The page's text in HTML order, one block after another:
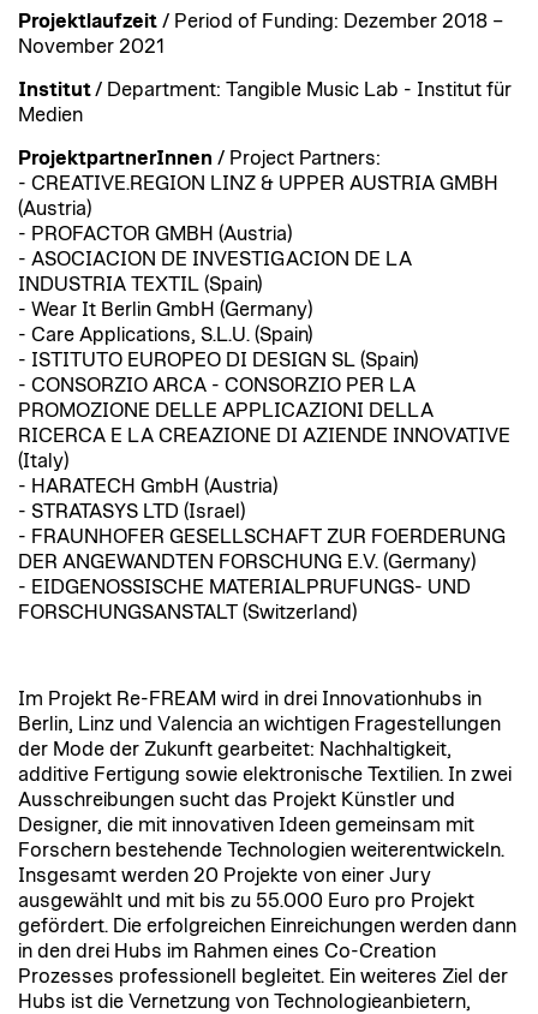
Projektlaufzeit / Period of Funding: Dezember 2018 –
November 2021
Institut/ Department: Tangible Music Lab - Institut für
Medien
ProjektpartnerInnen / Project Partners:
- CREATIVE.REGION LINZ & UPPER AUSTRIA GMBH
(Austria)
- PROFACTOR GMBH (Austria)
- ASOCIACION DE INVESTIGACION DE LA
INDUSTRIA TEXTIL (Spain)
- Wear It Berlin GmbH (Germany)
- Care Applications, S.L.U. (Spain)
- ISTITUTO EUROPEO DI DESIGN SL (Spain)
- CONSORZIO ARCA - CONSORZIO PER LA
PROMOZIONE DELLE APPLICAZIONI DELLA
RICERCA E LA CREAZIONE DI AZIENDE INNOVATIVE
(Italy)
- HARATECH GmbH (Austria)
- STRATASYS LTD (Israel)
- FRAUNHOFER GESELLSCHAFT ZUR FOERDERUNG
DER ANGEWANDTEN FORSCHUNG E.V. (Germany)
- EIDGENOSSISCHE MATERIALPRUFUNGS- UND
FORSCHUNGSANSTALT (Switzerland)
Im Projekt Re-FREAM wird in drei Innovationhubs in
Berlin, Linz und Valencia an wichtigen Fragestellungen
der Mode der Zukunft gearbeitet: Nachhaltigkeit,
additive Fertigung sowie elektronische Textilien. In zwei
Ausschreibungen sucht das Projekt Künstler und
Designer, die mit innovativen Ideen gemeinsam mit
Forschern bestehende Technologien weiterentwickeln.
Insgesamt werden 20 Projekte von einer Jury
ausgewählt und mit bis zu 55.000 Euro pro Projekt
gefördert. Die erfolgreichen Einreichungen werden dann
in den drei Hubs im Rahmen eines Co-Creation
Prozesses professionell begleitet. Ein weiteres Ziel der
Hubs ist die Vernetzung von Technologieanbietern,